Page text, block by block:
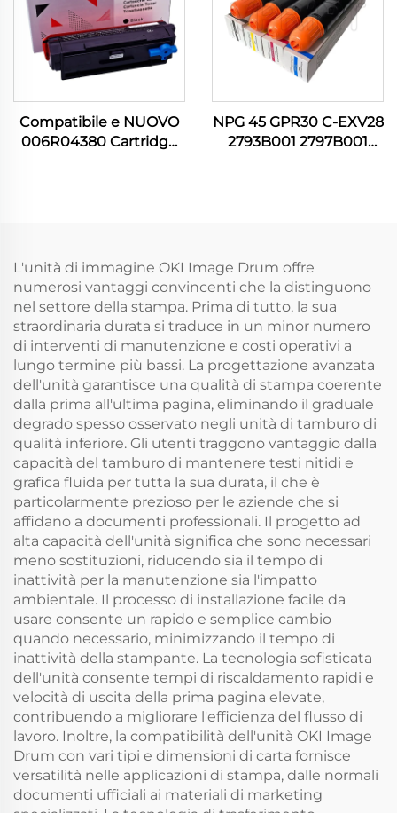
Compatibile e NUOVO
006R04380 Cartridge
NPG 45 GPR30 C-EXV28
2793B001 2797B001
L'unità di immagine OKI Image Drum offre
numerosi vantaggi convincenti che la distinguono
nel settore della stampa. Prima di tutto, la sua
straordinaria durata si traduce in un minor numero
di interventi di manutenzione e costi operativi a
lungo termine più bassi. La progettazione avanzata
dell'unità garantisce una qualità di stampa coerente
dalla prima all'ultima pagina, eliminando il graduale
degrado spesso osservato negli unità di tamburo di
qualità inferiore. Gli utenti traggono vantaggio dalla
capacità del tamburo di mantenere testi nitidi e
grafica fluida per tutta la sua durata, il che è
particolarmente prezioso per le aziende che si
affidano a documenti professionali. Il progetto ad
alta capacità dell'unità significa che sono necessari
meno sostituzioni, riducendo sia il tempo di
inattività per la manutenzione sia l'impatto
ambientale. Il processo di installazione facile da
usare consente un rapido e semplice cambio
quando necessario, minimizzando il tempo di
inattività della stampante. La tecnologia sofisticata
dell'unità consente tempi di riscaldamento rapidi e
velocità di uscita della prima pagina elevate,
contribuendo a migliorare l'efficienza del flusso di
lavoro. Inoltre, la compatibilità dell'unità OKI Image
Drum con vari tipi e dimensioni di carta fornisce
versatilità nelle applicazioni di stampa, dalle normali
documenti ufficiali ai materiali di marketing